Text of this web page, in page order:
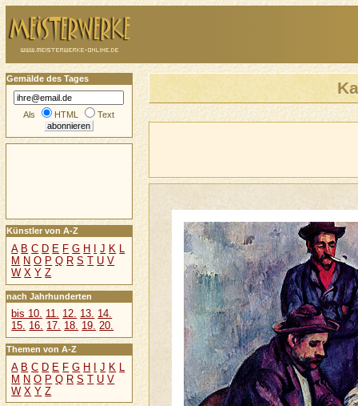
Gemälde des Tages
Als HTML Text
Künstler von A-Z
A B C D E F G H J K L
M N O P Q R S T U V
W X Y Z
nach Jahrhunderten
bis 10. 11. 12. 13. 14.
15. 16. 17. 18. 19. 20.
Themen von A-Z
A B C D E F G H I J K L
M N O P Q R S T U V
W X Y Z